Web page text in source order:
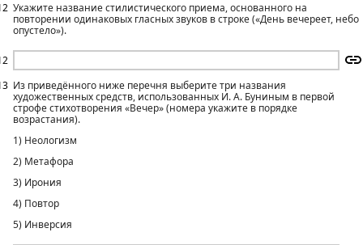
Укажите название стилистического приема, основанного на
повторении одинаковых гласных звуков в строке («День вечереет, небо
опустело»).
Из приведённого ниже перечня выберите три названия
художественных средств, использованных И. А. Буниным в первой
строфе стихотворения «Вечер» (номера укажите в порядке
возрастания).
1) Неологизм
2) Метафора
3) Ирония
4) Повтор
5) Инверсия